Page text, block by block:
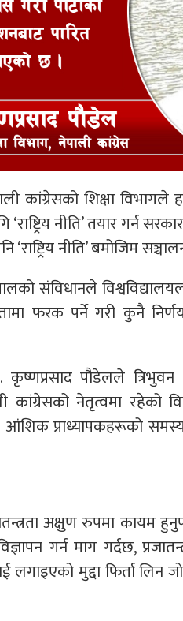
कांग्रेसको शिक्षा विभागले
‘राष्ट्रिय नीति’ तयार गर्न
‘राष्ट्रिय नीति’ बमोजिम
संविधानले
फरक पर्ने गरी कुनै
कृष्णप्रसाद पौडेलले
कांग्रेसको नेतृत्वमा
आंशिक प्राध्यापकहरूको
अक्षुण रुपमा कायम
गर्न माग गर्दछ,
मुद्दा फिर्ता लिन